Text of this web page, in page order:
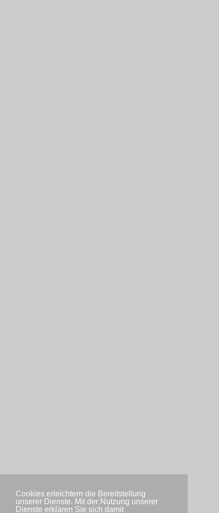
Cookies erleichtern die Bereitstellung
unserer Dienste. Mit der Nutzung unserer
Dienste erklären Sie sich damit